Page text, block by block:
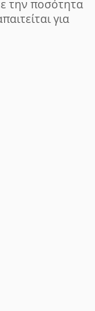
την ποσότητα
για